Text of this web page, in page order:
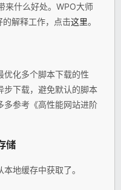
来什么好处。WPO大师
解释工作，点击这里。
优化多个脚本下载的性
步下载，避免默认的脚本
多参考《高性能网站进阶
储
地缓存中获取了。